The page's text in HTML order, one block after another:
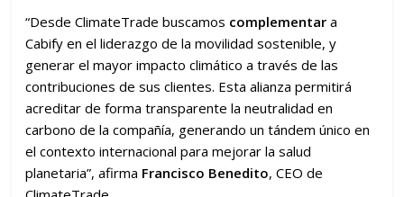
“Desde ClimateTrade buscamos complementar a
Cabify en el liderazgo de la movilidad sostenible, y
generar el mayor impacto climático a través de las
contribuciones de sus clientes. Esta alianza permitirá
acreditar de forma transparente la neutralidad en
carbono de la compañía, generando un tándem único en
el contexto internacional para mejorar la salud
planetaria”, afirma Francisco Benedito, CEO de